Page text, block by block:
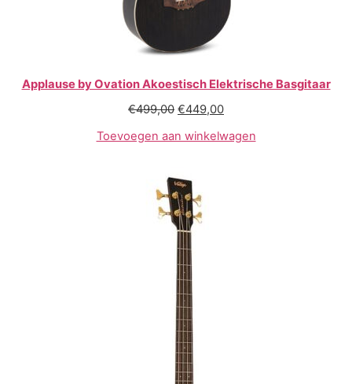
Applause by Ovation Akoestisch Elektrische Basgitaar
€499,00 €449,00
Toevoegen aan winkelwagen